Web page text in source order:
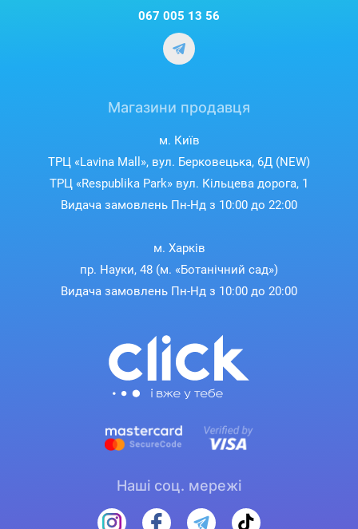
067 005 13 56
Магазини продавця
м. Київ
ТРЦ «Lavina Mall», вул. Берковецька, 6Д (NEW)
ТРЦ «Respublika Park» вул. Кільцева дорога, 1
Видача замовлень Пн-Нд з 10:00 до 22:00
м. Харків
пр. Науки, 48 (м. «Ботанічний сад»)
Видача замовлень Пн-Нд з 10:00 до 20:00
Наші соц. мережі